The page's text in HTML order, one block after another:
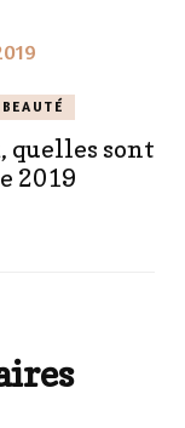
quelles sont
2019